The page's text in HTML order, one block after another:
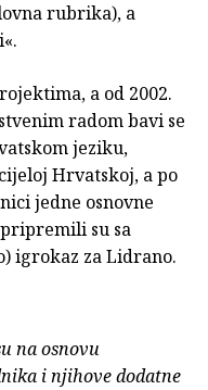
rubrika), a
a od 2002.
radom bavi se
jeziku,
Hrvatskoj, a po
jedne osnovne
su sa
igrokaz za Lidrano.
na osnovu
i njihove dodatne